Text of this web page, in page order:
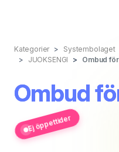
Kategorier Systembolaget
JUOKSENGI
Ombud
Ombud
Ej öppettider